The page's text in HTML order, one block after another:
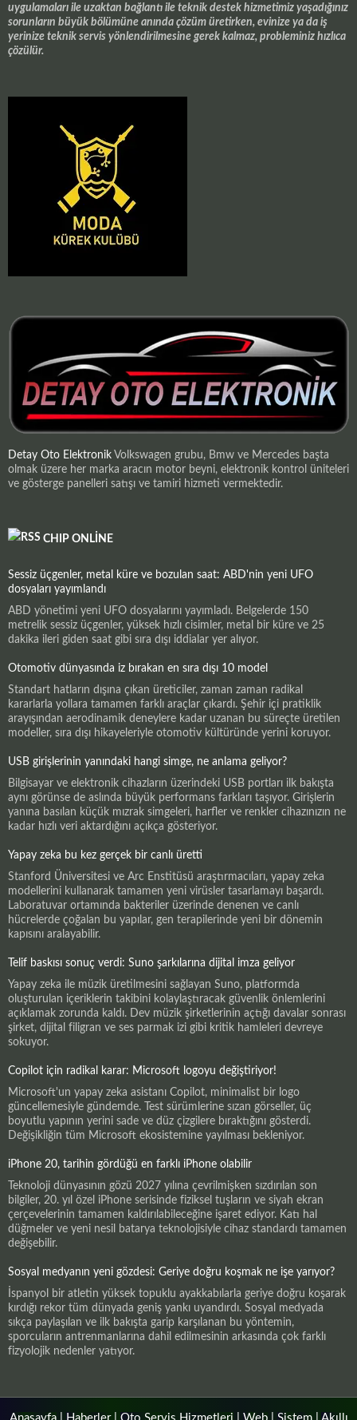
uygulamaları ile uzaktan bağlantı ile teknik destek hizmetimiz yaşadığınız
sorunların büyük bölümüne anında çözüm üretirken, evinize ya da iş
yerinize teknik servis yönlendirilmesine gerek kalmaz, probleminiz hızlıca
çözülür.
Detay Oto Elektronik Volkswagen grubu, Bmw ve Mercedes başta
olmak üzere her marka aracın motor beyni, elektronik kontrol üniteleri
ve gösterge panelleri satışı ve tamiri hizmeti vermektedir.
CHIP ONLINE
Sessiz üçgenler, metal küre ve bozulan saat: ABD'nin yeni UFO
dosyaları yayımlandı
ABD yönetimi yeni UFO dosyalarını yayımladı. Belgelerde 150
metrelik sessiz üçgenler, yüksek hızlı cisimler, metal bir küre ve 25
dakika ileri giden saat gibi sıra dışı iddialar yer alıyor.
Otomotiv dünyasında iz bırakan en sıra dışı 10 model
Standart hatların dışına çıkan üreticiler, zaman zaman radikal
kararlarla yollara tamamen farklı araçlar çıkardı. Şehir içi pratiklik
arayışından aerodinamik deneylere kadar uzanan bu süreçte üretilen
modeller, sıra dışı hikayeleriyle otomotiv kültüründe yerini koruyor.
USB girişlerinin yanındaki hangi simge, ne anlama geliyor?
Bilgisayar ve elektronik cihazların üzerindeki USB portları ilk bakışta
aynı görünse de aslında büyük performans farkları taşıyor. Girişlerin
yanına basılan küçük mızrak simgeleri, harfler ve renkler cihazınızın ne
kadar hızlı veri aktardığını açıkça gösteriyor.
Yapay zeka bu kez gerçek bir canlı üretti
Stanford Üniversitesi ve Arc Enstitüsü araştırmacıları, yapay zeka
modellerini kullanarak tamamen yeni virüsler tasarlamayı başardı.
Laboratuvar ortamında bakteriler üzerinde denenen ve canlı
hücrelerde çoğalan bu yapılar, gen terapilerinde yeni bir dönemin
kapısını aralayabilir.
Telif baskısı sonuç verdi: Suno şarkılarına dijital imza geliyor
Yapay zeka ile müzik üretilmesini sağlayan Suno, platformda
oluşturulan içeriklerin takibini kolaylaştıracak güvenlik önlemlerini
açıklamak zorunda kaldı. Dev müzik şirketlerinin açtığı davalar sonrası
şirket, dijital filigran ve ses parmak izi gibi kritik hamleleri devreye
sokuyor.
Copilot için radikal karar: Microsoft logoyu değiştiriyor!
Microsoft'un yapay zeka asistanı Copilot, minimalist bir logo
güncellemesiyle gündemde. Test sürümlerine sızan görseller, üç
boyutlu yapının yerini sade ve düz çizgilere bıraktığını gösterdi.
Değişikliğin tüm Microsoft ekosistemine yayılması bekleniyor.
iPhone 20, tarihin gördüğü en farklı iPhone olabilir
Teknoloji dünyasının gözü 2027 yılına çevrilmişken sızdırılan son
bilgiler, 20. yıl özel iPhone serisinde fiziksel tuşların ve siyah ekran
çerçevelerinin tamamen kaldırılabileceğine işaret ediyor. Katı hal
düğmeler ve yeni nesil batarya teknolojisiyle cihaz standardı tamamen
değişebilir.
Sosyal medyanın yeni gözdesi: Geriye doğru koşmak ne işe yarıyor?
İspanyol bir atletin yüksek topuklu ayakkabılarla geriye doğru koşarak
kırdığı rekor tüm dünyada geniş yankı uyandırdı. Sosyal medyada
sıkça paylaşılan ve ilk bakışta garip karşılanan bu yöntemin,
sporcuların antrenmanlarına dahil edilmesinin arkasında çok farklı
fizyolojik nedenler yatıyor.